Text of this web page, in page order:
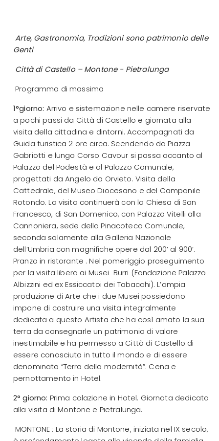
Arte, Gastronomia, Tradizioni sono patrimonio delle
Genti
Città di Castello – Montone - Pietralunga
Programma di massima
1°giorno: Arrivo e sistemazione nelle camere riservate
a pochi passi da Città di Castello e giornata alla
visita della cittadina e dintorni. Accompagnati da
Guida turistica 2 ore circa. Scendendo da Piazza
Gabriotti e lungo Corso Cavour si passa accanto al
Palazzo del Podestà e al Palazzo Comunale,
progettati da Angelo da Orvieto. Visita della
Cattedrale, del Museo Diocesano e del Campanile
Rotondo. La visita continuerà con la Chiesa di San
Francesco, di San Domenico, con Palazzo Vitelli alla
Cannoniera, sede della Pinacoteca Comunale,
seconda solamente alla Galleria Nazionale
dell’Umbria con magnifiche opere dal 200’ al 900’.
Pranzo in ristorante . Nel pomeriggio proseguimento
per la visita libera ai Musei Burri (Fondazione Palazzo
Albizzini ed ex Essiccatoi dei Tabacchi). L’ampia
produzione di Arte che i due Musei possiedono
impone di costruire una visita integralmente
dedicata a questo Artista che ha così amato la sua
terra da consegnarle un patrimonio di valore
inestimabile e ha permesso a Città di Castello di
essere conosciuta in tutto il mondo e di essere
denominata “Terra della modernità”. Cena e
pernottamento in Hotel.
2° giorno: Prima colazione in Hotel. Giornata dedicata
alla visita di Montone e Pietralunga.
MONTONE : La storia di Montone, iniziata nel IX secolo,